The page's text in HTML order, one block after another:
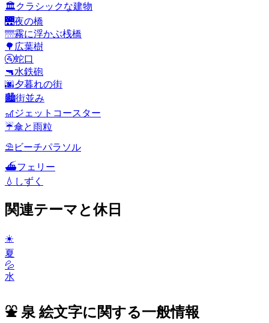
🏛️クラシックな建物
🌉夜の橋
🌁霧に浮かぶ桟橋
🌳 広葉樹
🚰蛇口
🔫水鉄砲
🌆夕暮れの街
🏙️街並み
🎢ジェットコースター
☔傘と雨粒
⛱️ビーチパラソル
⛴️フェリー
💧 しずく
関連テーマと休日
☀️
夏
💦
水
⛲ 泉 絵文字に関する一般情報